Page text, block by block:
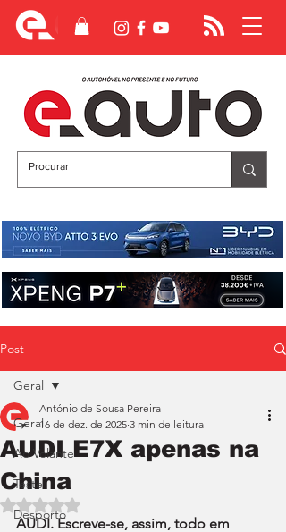
Post
Geral
Ao Volante
Teste
Desporto
Geral
AUDI E7X apenas na
China
António de Sousa Pereira
16 de dez. de 2025 3 min de leitura
Avaliado com NaN de 5 estrelas.
AUDI. Escreve-se, assim, todo em